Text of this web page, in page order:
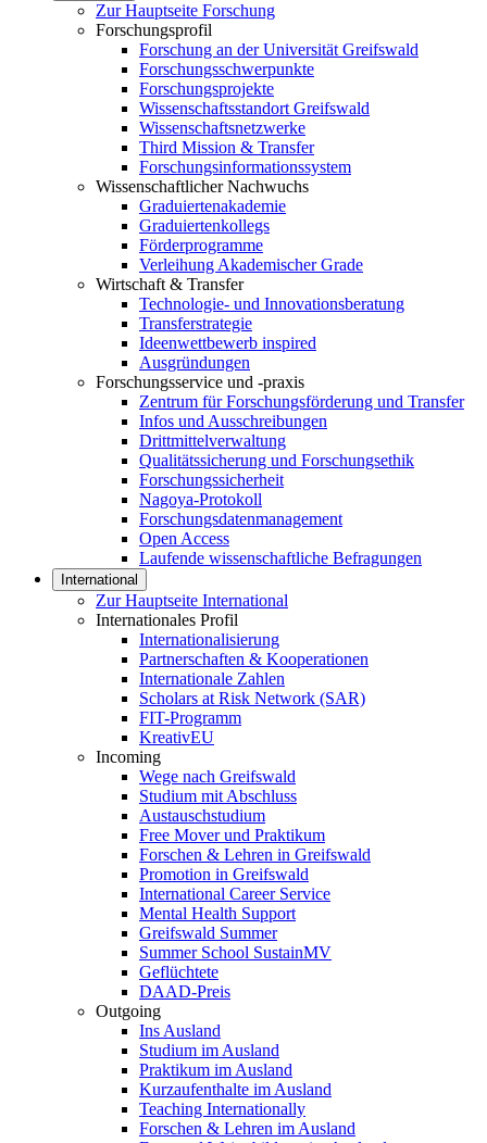
Zur Hauptseite Forschung
Forschungsprofil
Forschung an der Universität Greifswald
Forschungsschwerpunkte
Forschungsprojekte
Wissenschaftsstandort Greifswald
Wissenschaftsnetzwerke
Third Mission & Transfer
Forschungsinformationssystem
Wissenschaftlicher Nachwuchs
Graduiertenakademie
Graduiertenkollegs
Förderprogramme
Verleihung Akademischer Grade
Wirtschaft & Transfer
Technologie- und Innovationsberatung
Transferstrategie
Ideenwettbewerb inspired
Ausgründungen
Forschungsservice und -praxis
Zentrum für Forschungsförderung und Transfer
Infos und Ausschreibungen
Drittmittelverwaltung
Qualitätssicherung und Forschungsethik
Forschungssicherheit
Nagoya-Protokoll
Forschungsdatenmanagement
Open Access
Laufende wissenschaftliche Befragungen
International
Zur Hauptseite International
Internationales Profil
Internationalisierung
Partnerschaften & Kooperationen
Internationale Zahlen
Scholars at Risk Network (SAR)
FIT-Programm
KreativEU
Incoming
Wege nach Greifswald
Studium mit Abschluss
Austauschstudium
Free Mover und Praktikum
Forschen & Lehren in Greifswald
Promotion in Greifswald
International Career Service
Mental Health Support
Greifswald Summer
Summer School SustainMV
Geflüchtete
DAAD-Preis
Outgoing
Ins Ausland
Studium im Ausland
Praktikum im Ausland
Kurzaufenthalte im Ausland
Teaching Internationally
Forschen & Lehren im Ausland